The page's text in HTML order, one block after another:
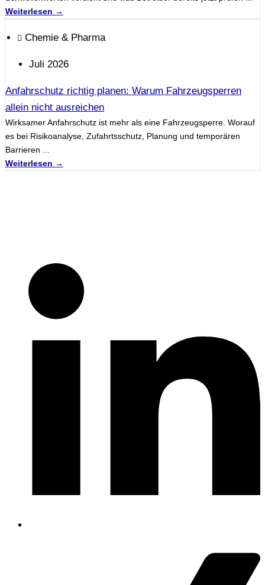
Weiterlesen →
Chemie & Pharma
Juli 2026
Anfahrschutz richtig planen: Warum Fahrzeugsperren
allein nicht ausreichen
Wirksamer Anfahrschutz ist mehr als eine Fahrzeugsperre. Worauf
es bei Risikoanalyse, Zufahrtsschutz, Planung und temporären
Barrieren ...
Weiterlesen →